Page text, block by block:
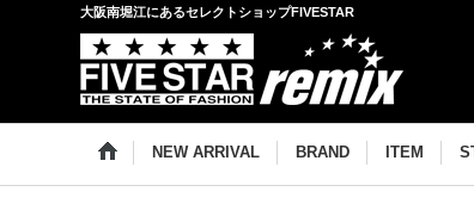
大阪南堀江にあるセレクトショップFIVESTAR
NEW ARRIVAL BRAND ITEM